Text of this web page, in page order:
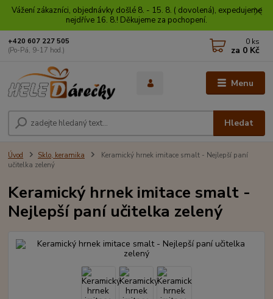
Vážení zákazníci, objednávky došlé 8. - 15. 8. ( dovolená), expedujeme
nejdříve 16. 8.! Děkujeme za pochopení.
Menu
Hledat
+420 607 227 505
(Po-Pá, 9-17 hod.)
0 ks
za 0 Kč
Úvod Sklo, keramika
Keramický hrnek imitace smalt - Nejlepší paní
učitelka zelený
Keramický hrnek imitace smalt -
Nejlepší paní učitelka zelený